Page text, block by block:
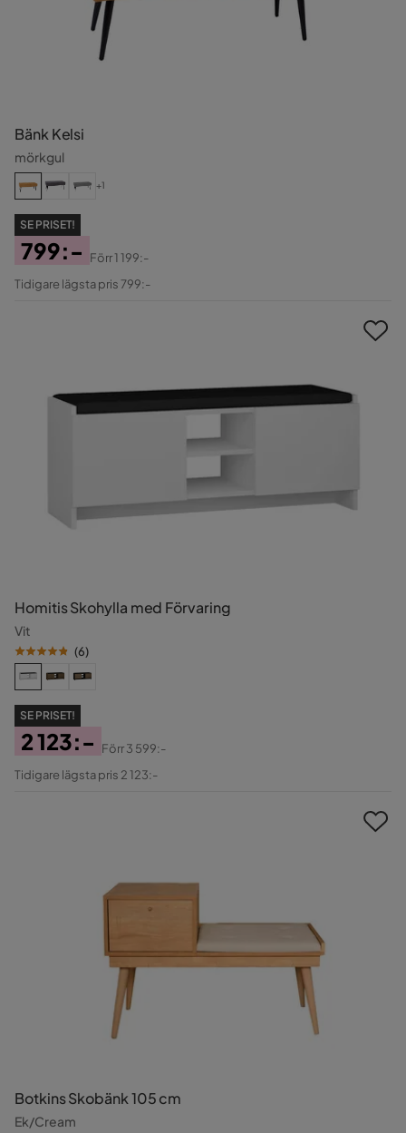
Bänk Kelsi
mörkgul
+1
SE PRISET!
Pris
799:-
Original
Förr1 199:-
Tidigare lägsta pris 799:-
Homitis Skohylla med Förvaring
Vit
(6)
SE PRISET!
Pris
2 123:-
Original
Förr3 599:-
Tidigare lägsta pris 2 123:-
Botkins Skobänk 105 cm
Ek/Cream